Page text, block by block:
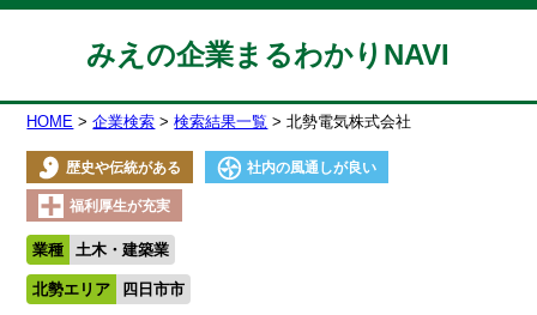
みえの企業まるわかりNAVI
HOME 企業検索 検索結果一覧 北勢電気株式会社
歴史や伝統がある 社内の風通しが良い
福利厚生が充実
業種 土木・建築業
北勢エリア 四日市市